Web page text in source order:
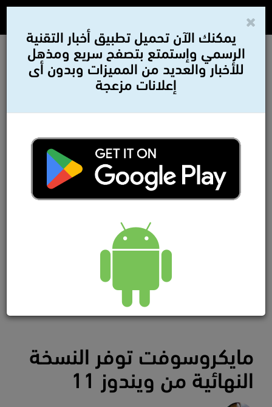
مايكروسوفت توفر النسخة
النهائية من ويندوز 11
يمكنك الآن تحميل تطبيق أخبار التقنية
الرسمي وإستمتع بتصفح سريع ومذهل
للأخبار والعديد من المميزات وبدون أى
إعلانات مزعجة